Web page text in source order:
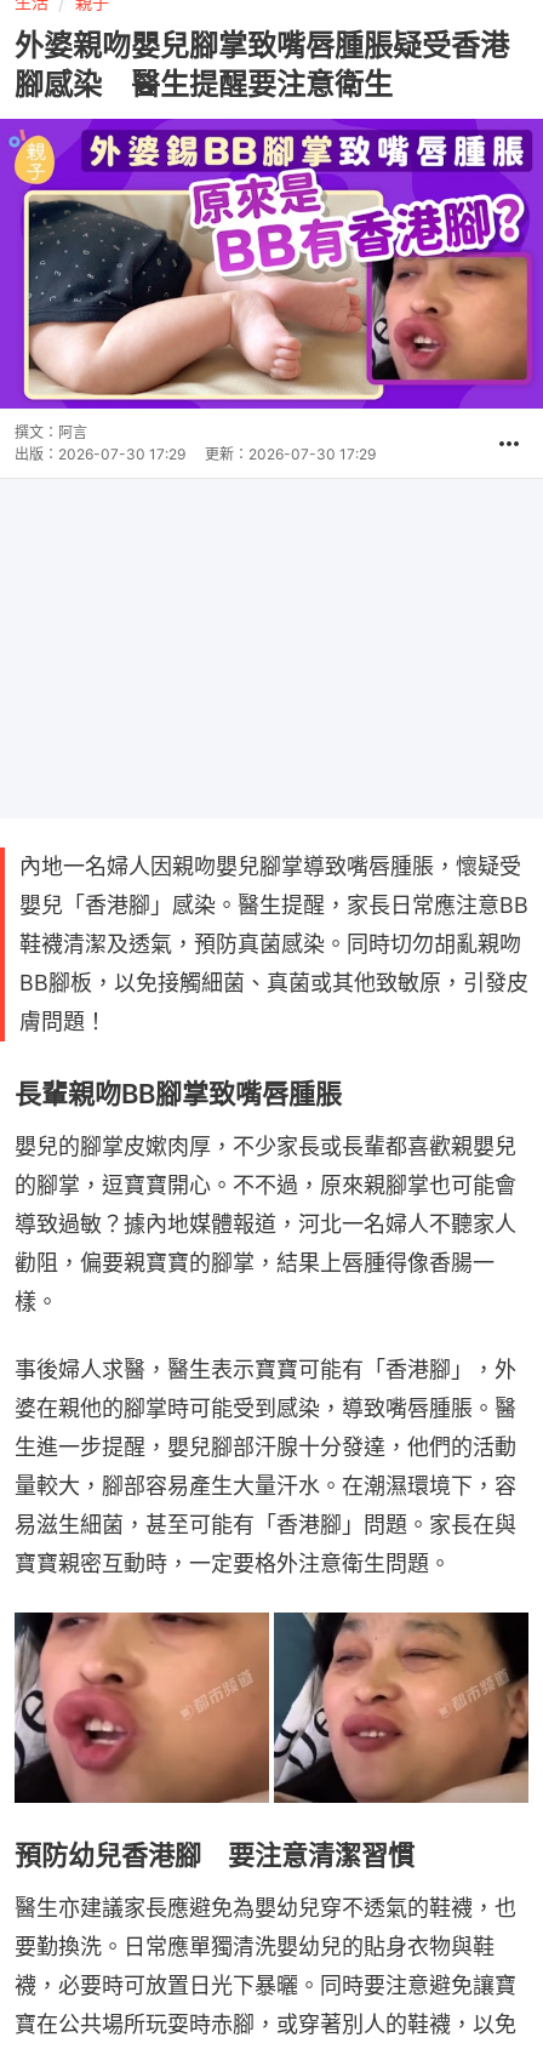
外婆親吻嬰兒腳掌致嘴唇腫脹疑受香港
腳感染 醫生提醒要注意衛生
撰文： 阿言
出版： 2026-07-30 17:29 更新： 2026-07-30 17:29
內地一名婦人因親吻嬰兒腳掌導致嘴唇腫脹，懷疑受
嬰兒「香港腳」感染。醫生提醒，家長日常應注意BB
鞋襪清潔及透氣，預防真菌感染。同時切勿胡亂親吻
BB腳板，以免接觸細菌、真菌或其他致敏原，引發皮
膚問題！
長輩親吻BB腳掌致嘴唇腫脹
嬰兒的腳掌皮嫰肉厚，不少家長或長輩都喜歡親嬰兒
的腳掌，逗寶寶開心。不不過，原來親腳掌也可能會
導致過敏？據內地媒體報道，河北一名婦人不聽家人
勸阻，偏要親寶寶的腳掌，結果上唇腫得像香腸一
樣。
事後婦人求醫，醫生表示寶寶可能有「香港腳」，外
婆在親他的腳掌時可能受到感染，導致嘴唇腫脹。醫
生進一步提醒，嬰兒腳部汗腺十分發達，他們的活動
量較大，腳部容易產生大量汗水。在潮濕環境下，容
易滋生細菌，甚至可能有「香港腳」問題。家長在與
寶寶親密互動時，一定要格外注意衛生問題。
預防幼兒香港腳 要注意清潔習慣
醫生亦建議家長應避免為嬰幼兒穿不透氣的鞋襪，也
要勤換洗。日常應單獨清洗嬰幼兒的貼身衣物與鞋
襪，必要時可放置日光下暴曬。同時要注意避免讓寶
寶在公共場所玩耍時赤腳，或穿著別人的鞋襪，以免